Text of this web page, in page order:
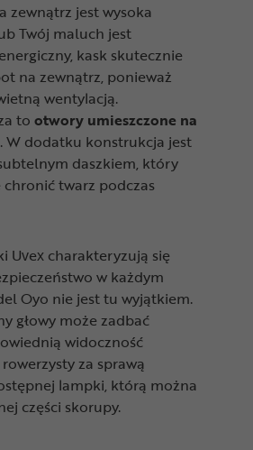
zewnątrz jest wysoka
Twój maluch jest
kask skutecznie
na zewnątrz, ponieważ
wentylacją.
to otwory umieszczone na
. W dodatku konstrukcja jest
daszkiem, który
chronić twarz podczas
Uvex charakteryzują się
w każdym
Oyo nie jest tu wyjątkiem.
głowy może zadbać
widoczność
za sprawą
lampki, którą można
części skorupy.